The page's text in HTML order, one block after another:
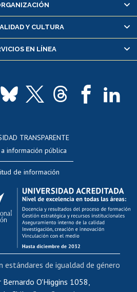
y certificado de notas
médico y dental
y crédito alumnos
Docentes
Portafolio Académico
docente
académica
al AUCAI
os
de capacitación
del personal
movilidad interna
de renta
Y CULTURA
EN LÍNEA
TRANSPARENTE
información pública
de información
O'Higgins 1058,
estándares de igualdad de género